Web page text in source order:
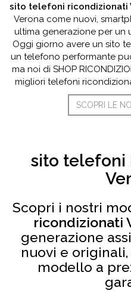
sito telefoni ricondizionati
Verona come nuovi,
ultima generazione per un
Oggi giorno avere un sito
un telefono performante
ma noi di SHOP
migliori telefoni
SCOPRI LE
sito telefoni
Scopri i nostri
ricondizionati
generazione
nuovi e
modello a